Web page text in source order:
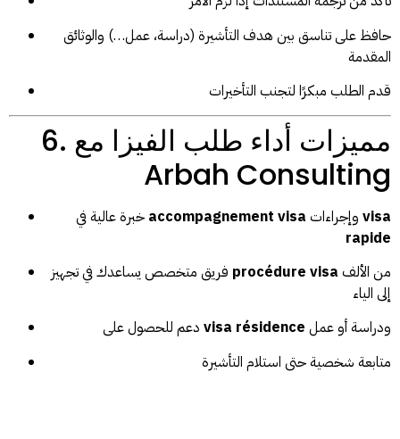
حافظ على تناسق بين هدف التأشيرة (دراسة، عمل…) والوثائق
المقدمة
قدم الطلب مبكرًا لتجنب التأخيرات
6. مميزات أداء طلب الفيزا مع
Arbah Consulting
accompagnement visa
visa
rapide
procédure visa
إلى الياء
visa résidence ودراسة أو عمل
متابعة شخصية حتى استلام التأشيرة